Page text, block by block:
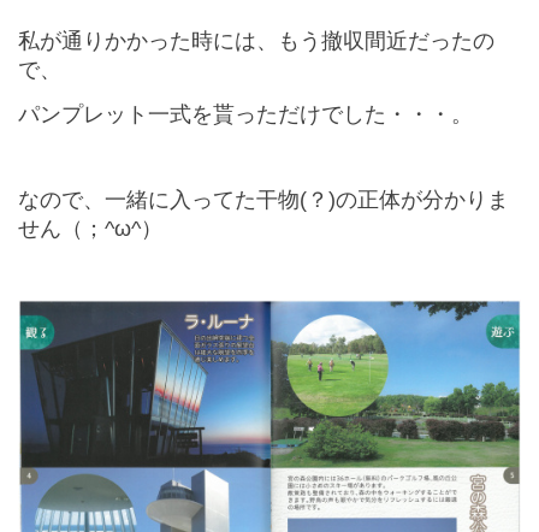
私が通りかかった時には、もう撤収間近だったの
で、
パンプレット一式を貰っただけでした・・・。
なので、一緒に入ってた干物(？)の正体が分かりま
せん（；^ω^）